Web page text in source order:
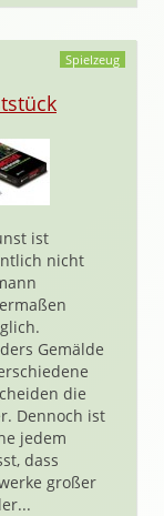
Spielzeug
ist
nicht
Gemälde
die
Dennoch ist
jedem
dass
großer